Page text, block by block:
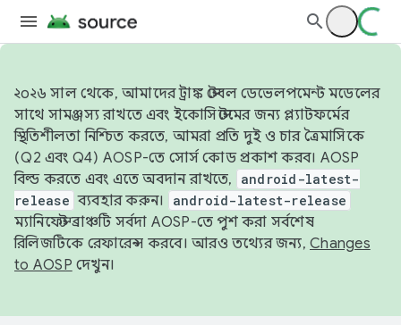
২০২৬ সাল থেকে, আমাদের ট্রাঙ্ক স্টেবল ডেভেলপমেন্ট মডেলের
সাথে সামঞ্জস্য রাখতে এবং ইকোসিস্টেমের জন্য প্ল্যাটফর্মের
স্থিতিশীলতা নিশ্চিত করতে, আমরা প্রতি দুই ও চার ত্রৈমাসিকে
(Q2 এবং Q4) AOSP-তে সোর্স কোড প্রকাশ করব। AOSP
বিল্ড করতে এবং এতে অবদান রাখতে,
android-latest-
release ব্যবহার করুন। android-latest-release
ম্যানিফেস্ট ব্রাঞ্চটি সর্বদা AOSP-তে পুশ করা সর্বশেষ
রিলিজটিকে রেফারেন্স করবে। আরও তথ্যের জন্য, Changes
to AOSP দেখুন।